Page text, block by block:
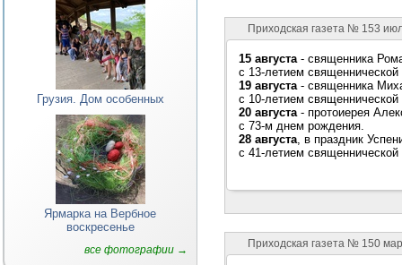
Грузия. Дом особенных
Ярмарка на Вербное
воскресенье
все фотографии →
Приходская газета № 153
15 августа- священника
с 13-летием священнической
19 августа- священника
с 10-летием священнической
20 августа- протоиерея
с 73-м днем рождения.
28 августа, в праздник
с 41-летием священнической
Приходская газета № 150